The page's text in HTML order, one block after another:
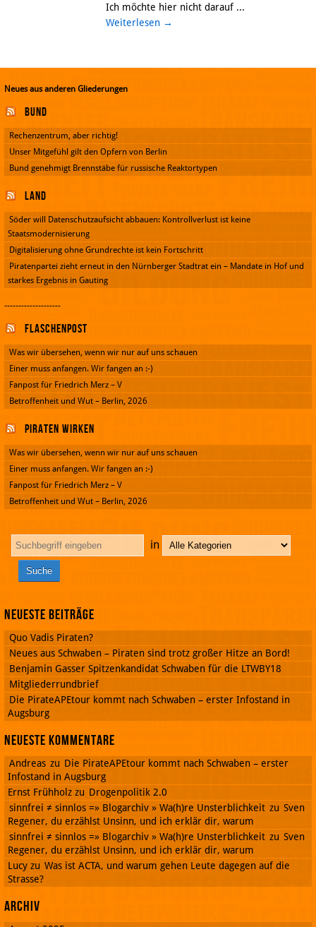
Ich möchte hier nicht darauf ...
Weiterlesen →
Neues aus anderen Gliederungen
Bund
Rechenzentrum, aber richtig!
Unser Mitgefühl gilt den Opfern von Berlin
Bund genehmigt Brennstäbe für russische Reaktortypen
Land
Söder will Datenschutzaufsicht abbauen: Kontrollverlust ist keine
Staatsmodernisierung
Digitalisierung ohne Grundrechte ist kein Fortschritt
Piratenpartei zieht erneut in den Nürnberger Stadtrat ein – Mandate in Hof und
starkes Ergebnis in Gauting
--------------------
Flaschenpost
Was wir übersehen, wenn wir nur auf uns schauen
Einer muss anfangen. Wir fangen an :-)
Fanpost für Friedrich Merz – V
Betroffenheit und Wut – Berlin, 2026
Piraten wirken
Was wir übersehen, wenn wir nur auf uns schauen
Einer muss anfangen. Wir fangen an :-)
Fanpost für Friedrich Merz – V
Betroffenheit und Wut – Berlin, 2026
in
Neueste Beiträge
Quo Vadis Piraten?
Neues aus Schwaben – Piraten sind trotz großer Hitze an Bord!
Benjamin Gasser Spitzenkandidat Schwaben für die LTWBY18
Mitgliederrundbrief
Die PirateAPEtour kommt nach Schwaben – erster Infostand in
Augsburg
Neueste Kommentare
Andreas zu Die PirateAPEtour kommt nach Schwaben – erster
Infostand in Augsburg
Ernst Frühholz zu Drogenpolitik 2.0
sinnfrei ≠ sinnlos =» Blogarchiv » Wa(h)re Unsterblichkeit zu Sven
Regener, du erzählst Unsinn, und ich erklär dir, warum
sinnfrei ≠ sinnlos =» Blogarchiv » Wa(h)re Unsterblichkeit zu Sven
Regener, du erzählst Unsinn, und ich erklär dir, warum
Lucy zu Was ist ACTA, und warum gehen Leute dagegen auf die
Strasse?
Archiv